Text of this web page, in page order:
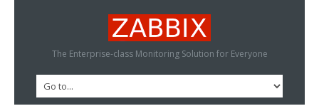
The Enterprise-class Monitoring Solution for Everyone